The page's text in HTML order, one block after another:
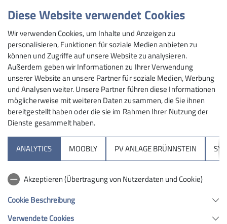
Louis Müller
0151 42868806
louis.mueller@dav-rosenheim.de
Sektion
Hochrieshütte
Diese Website verwendet Cookies
Wir verwenden Cookies, um Inhalte und Anzeigen zu
personalisieren, Funktionen für soziale Medien anbieten zu
können und Zugriffe auf unsere Website zu analysieren.
Außerdem geben wir Informationen zu Ihrer Verwendung
unserer Website an unsere Partner für soziale Medien, Werbung
und Analysen weiter. Unsere Partner führen diese Informationen
möglicherweise mit weiteren Daten zusammen, die Sie ihnen
bereitgestellt haben oder die sie im Rahmen Ihrer Nutzung der
Dienste gesammelt haben.
ANALYTICS MOOBLY PV ANLAGE BRÜNNSTEIN
Akzeptieren (Übertragung von Nutzerdaten und Cookie)
Cookie Beschreibung
Verwendete Cookies